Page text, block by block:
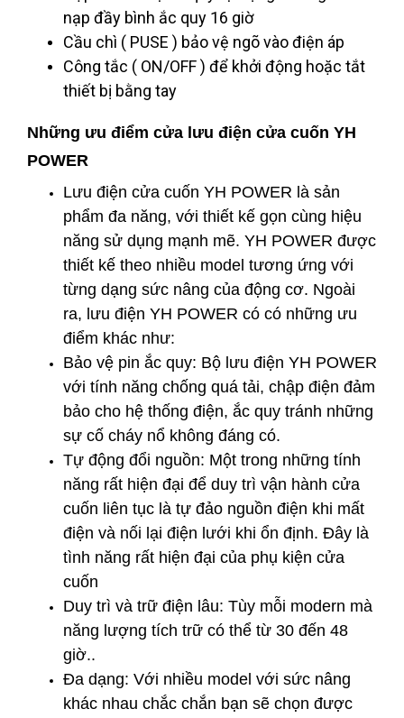
nạp đầy bình ắc quy 16 giờ
Cầu chì ( PUSE ) bảo vệ ngõ vào điện áp
Công tắc ( ON/OFF ) để khởi động hoặc tắt
thiết bị bằng tay
Những ưu điểm cửa lưu điện cửa cuốn YH
POWER
Lưu điện cửa cuốn YH POWER là sản
phẩm đa năng, với thiết kế gọn cùng hiệu
năng sử dụng mạnh mẽ. YH POWER được
thiết kế theo nhiều model tương ứng với
từng dạng sức nâng của động cơ. Ngoài
ra, lưu điện YH POWER có có những ưu
điểm khác như:
Bảo vệ pin ắc quy: Bộ lưu điện YH POWER
với tính năng chống quá tải, chập điện đảm
bảo cho hệ thống điện, ắc quy tránh những
sự cố cháy nổ không đáng có.
Tự động đổi nguồn: Một trong những tính
năng rất hiện đại để duy trì vận hành cửa
cuốn liên tục là tự đảo nguồn điện khi mất
điện và nối lại điện lưới khi ổn định. Đây là
tình năng rất hiện đại của phụ kiện cửa
cuốn
Duy trì và trữ điện lâu: Tùy mỗi modern mà
năng lượng tích trữ có thể từ 30 đến 48
giờ..
Đa dạng: Với nhiều model với sức nâng
khác nhau chắc chắn bạn sẽ chọn được